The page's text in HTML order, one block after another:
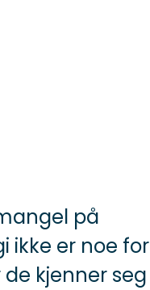
på
ikke er noe for
kjenner seg